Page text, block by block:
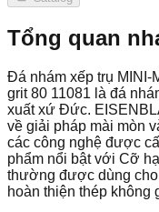
Tổng quan
Đá nhám xếp trụ MINI-
grit 80 11081 là đá
xuất xứ Đức.
về giải pháp mài mòn
các công nghệ được
phẩm nổi bật với Cỡ
thường được dùng cho
hoàn thiện thép không